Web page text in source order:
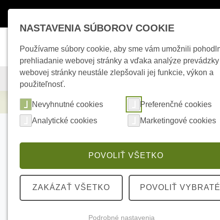
KAMEROVÉ SYSTÉMY ZABEZPEČOVACIE SYSTÉMY
Zabezpečovacie systémy AJAX
NASTAVENIA SÚBOROV COOKIE
Používame súbory cookie, aby sme vám umožnili
prehliadanie webovej stránky a vďaka analýze prevádzky
webovej stránky neustále zlepšovali jej funkcie, výkon a
použiteľnosť.
Nevyhnutné cookies
Preferenčné cookies
Analytické cookies
Marketingové cookies
POVOLIŤ VŠETKO
ZAKÁZAŤ VŠETKO POVOLIŤ VYBRATÉ
Podrobné nastavenia